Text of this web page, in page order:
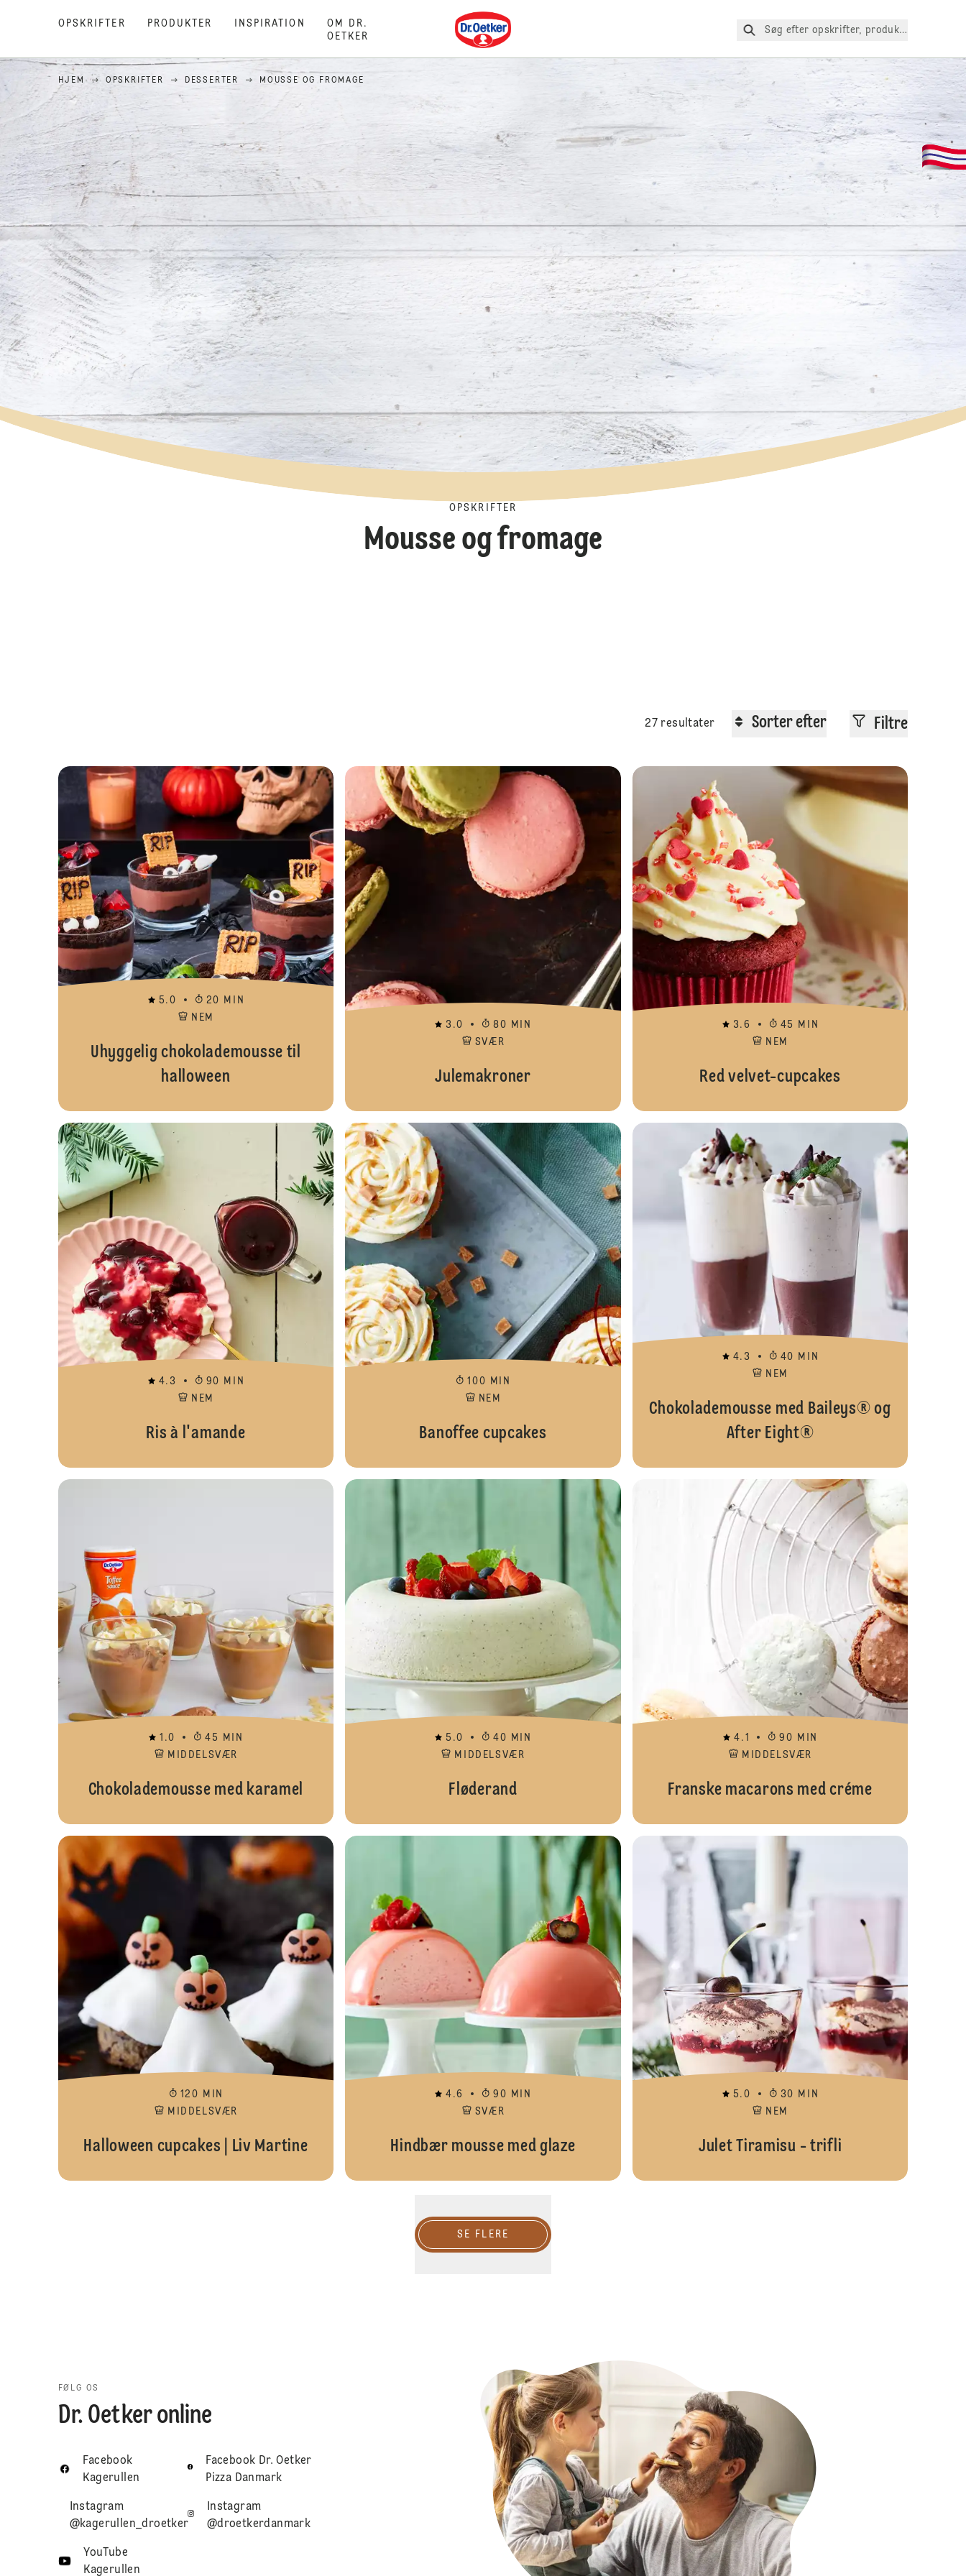
OPSKRIFTER PRODUKTER INSPIRATION
OM DR.
OETKER
Dr. Oetker
Søg efter opskrifter, produkter osv.
HJEM OPSKRIFTER DESSERTER MOUSSE OG FROMAGE
OPSKRIFTER
Mousse og fromage
27 resultater Sorter efter Filtre
Uhyggelig chokolademousse til halloween
5.0
20 MIN
NEM
Uhyggelig chokolademousse til
halloween
3.0
80 MIN
SVÆR
Julemakroner
3.6
45 MIN
NEM
Red velvet-cupcakes
Ris à l'amande
4.3
90 MIN
NEM
Ris à l'amande
Banoffee
100 MIN
NEM
Banoffee cupcakes
4.3
40 MIN
NEM
Chokolademousse med Baileys® og
After Eight®
Chokolademousse med karamel
1.0
45 MIN
MIDDELSVÆR
Chokolademousse med karamel
5.0
40 MIN
MIDDELSVÆR
Fløderand
4.1
90 MIN
MIDDELSVÆR
Franske macarons med créme
Halloween cupcakes | Liv Martine
120 MIN
MIDDELSVÆR
Halloween cupcakes | Liv Martine
Hindbær
4.6
90 MIN
SVÆR
Hindbær mousse med glaze
5.0
30 MIN
NEM
Julet Tiramisu - trifli
SE FLERE
FØLG OS
Dr. Oetker online
Facebook
Kagerullen
Facebook Dr. Oetker
Pizza Danmark
Instagram
@kagerullen_droetker
Instagram
@droetkerdanmark
YouTube
Kagerullen